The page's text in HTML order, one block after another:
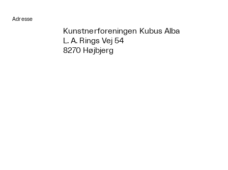
Adresse
Kunstnerforeningen Kubus Alba
L. A. Rings Vej 54
8270 Højbjerg